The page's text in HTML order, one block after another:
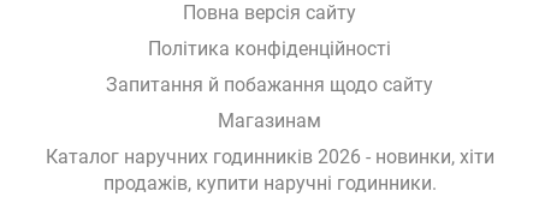
Повна версія сайту
Політика конфіденційності
Запитання й побажання щодо сайту
Магазинам
Каталог наручних годинників 2026 - новинки, хіти
продажів, купити наручні годинники.